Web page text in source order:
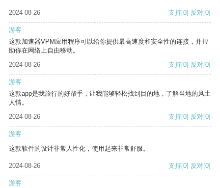
2024-08-26 支持[0] 反对[0]
游客
这款加速器VPM应用程序可以给你提供最高速度和安全性的连接，并帮
助你在网络上自由移动。
2024-08-26
支持[0] 反对[0]
游客
这款app是我旅行的好帮手，让我能够轻松找到目的地，了解当地的风土
人情。
2024-08-26
支持[0] 反对[0]
游客
这款软件的设计非常人性化，使用起来非常舒服。
2024-08-26 支持[0] 反对[0]
游客